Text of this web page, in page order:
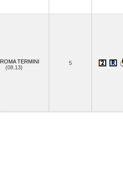
ROMA TERMINI
(08.13)
5